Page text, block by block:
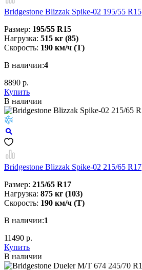
Bridgestone Blizzak Spike-02 195/55 R15
Размер: 195/55 R15
Нагрузка: 515 кг (85)
Скорость: 190 км/ч (T)
В наличии:4
8890 р.
Купить
В наличии
Bridgestone Blizzak Spike-02 215/65 R17
Размер: 215/65 R17
Нагрузка: 875 кг (103)
Скорость: 190 км/ч (T)
В наличии:1
11490 р.
Купить
В наличии